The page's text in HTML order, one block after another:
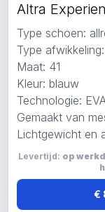
Type schoen:
Type
Maat: 41
Kleur: blauw
Technologie:
Gemaakt van
Lichtgewicht en
Levertijd: op
€